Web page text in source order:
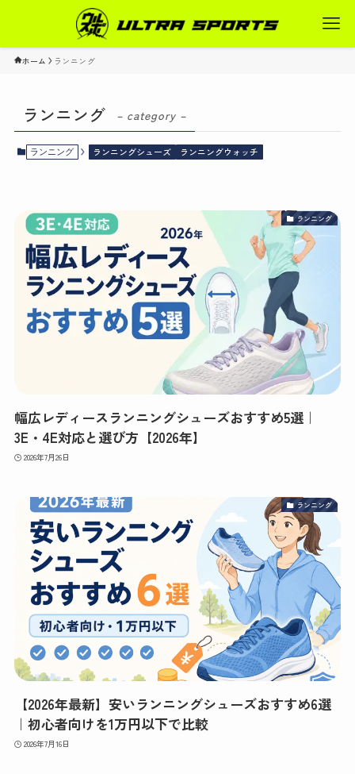
ホーム ランニング
ランニング – category –
ランニング ランニングシューズ ランニングウォッチ
ランニング
幅広レディースランニングシューズおすすめ5選｜
3E・4E対応と選び方【2026年】
2026年7月26日
ランニング
【2026年最新】安いランニングシューズおすすめ6選
｜初心者向けを1万円以下で比較
2026年7月16日